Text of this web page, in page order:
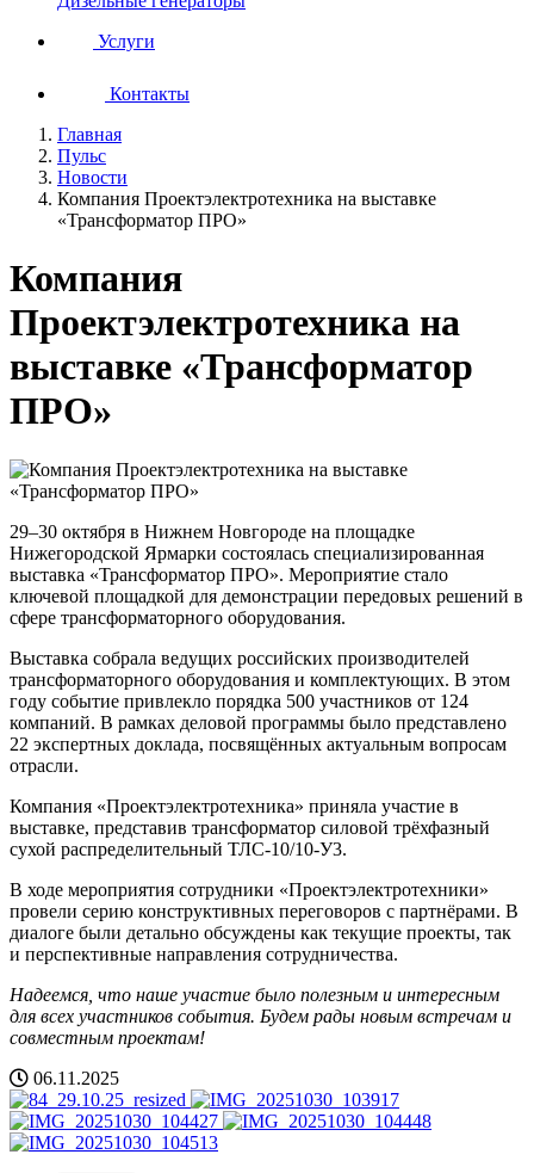
Услуги
Контакты
Главная
Пульс
Новости
Компания Проектэлектротехника на выставке
«Трансформатор ПРО»
Компания
Проектэлектротехника на
выставке «Трансформатор
ПРО»
29–30 октября в Нижнем Новгороде на площадке
Нижегородской Ярмарки состоялась специализированная
выставка «Трансформатор ПРО». Мероприятие стало
ключевой площадкой для демонстрации передовых решений в
сфере трансформаторного оборудования.
Выставка собрала ведущих российских производителей
трансформаторного оборудования и комплектующих. В этом
году событие привлекло порядка 500 участников от 124
компаний. В рамках деловой программы было представлено
22 экспертных доклада, посвящённых актуальным вопросам
отрасли.
Компания «Проектэлектротехника» приняла участие в
выставке, представив трансформатор силовой трёхфазный
сухой распределительный ТЛС-10/10-У3.
В ходе мероприятия сотрудники «Проектэлектротехники»
провели серию конструктивных переговоров с партнёрами. В
диалоге были детально обсуждены как текущие проекты, так
и перспективные направления сотрудничества.
Надеемся, что наше участие было полезным и интересным
для всех участников события. Будем рады новым встречам и
совместным проектам!
06.11.2025